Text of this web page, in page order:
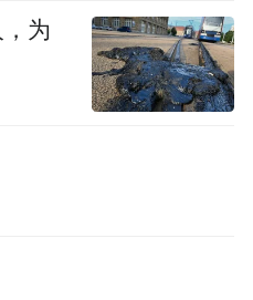
涨价，而是源于产品
为